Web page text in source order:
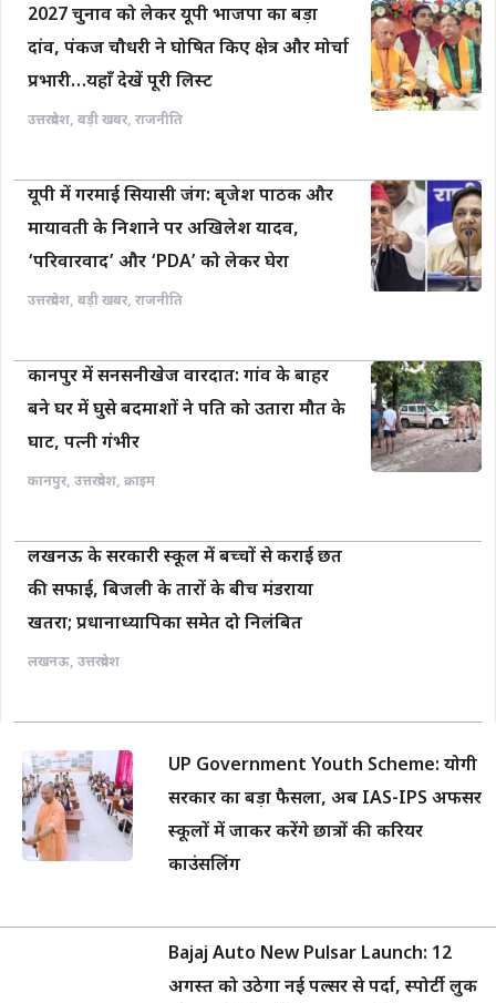
2027 चुनाव को लेकर यूपी भाजपा का बड़ा
दांव, पंकज चौधरी ने घोषित किए क्षेत्र और मोर्चा
प्रभारी…यहाँ देखें पूरी लिस्ट
उत्तरप्रदेश, बड़ी खबर, राजनीति
यूपी में गरमाई सियासी जंग: बृजेश पाठक और
मायावती के निशाने पर अखिलेश यादव,
‘परिवारवाद’ और ‘PDA’ को लेकर घेरा
उत्तरप्रदेश, बड़ी खबर, राजनीति
कानपुर में सनसनीखेज वारदात: गांव के बाहर
बने घर में घुसे बदमाशों ने पति को उतारा मौत के
घाट, पत्नी गंभीर
कानपुर, उत्तरप्रदेश, क्राइम
लखनऊ के सरकारी स्कूल में बच्चों से कराई छत
की सफाई, बिजली के तारों के बीच मंडराया
खतरा; प्रधानाध्यापिका समेत दो निलंबित
लखनऊ, उत्तरप्रदेश
UP Government Youth Scheme: योगी
सरकार का बड़ा फैसला, अब IAS-IPS अफसर
स्कूलों में जाकर करेंगे छात्रों की करियर
काउंसलिंग
Bajaj Auto New Pulsar Launch: 12
अगस्त को उठेगा नई पल्सर से पर्दा, स्पोर्टी लुक